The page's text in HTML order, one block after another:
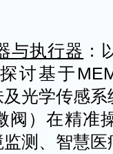
与执行器 ：
讨基于
光学传感
阀）在精准
测、智慧